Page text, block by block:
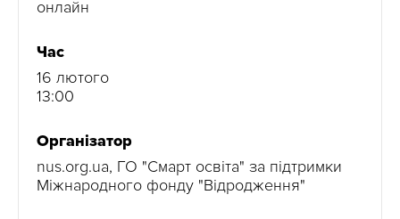
онлайн
Час
16 лютого
13:00
Організатор
nus.org.ua, ГО "Смарт освіта" за підтримки
Міжнародного фонду "Відродження"